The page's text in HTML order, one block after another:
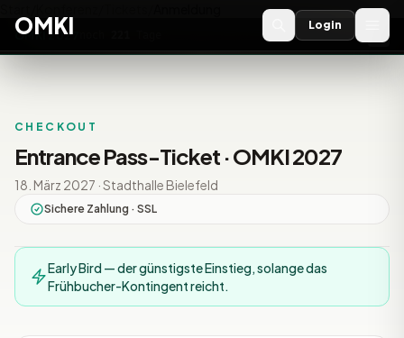
OMKI 2027
OMKI Login
CHECKOUT
Entrance Pass-Ticket · OMKI 2027
18. März 2027 · Stadthalle Bielefeld
Sichere Zahlung · SSL
Early Bird — der günstigste Einstieg, solange das
Frühbucher-Kontingent reicht.